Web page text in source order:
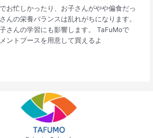
お忙しかったり、お子さんがやや偏食だっ
んの栄養バランスは乱れがちになります。
さんの学習にも影響します。 TaFuMoで
ントブースを用意して買えるよ